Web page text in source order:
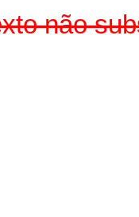
não